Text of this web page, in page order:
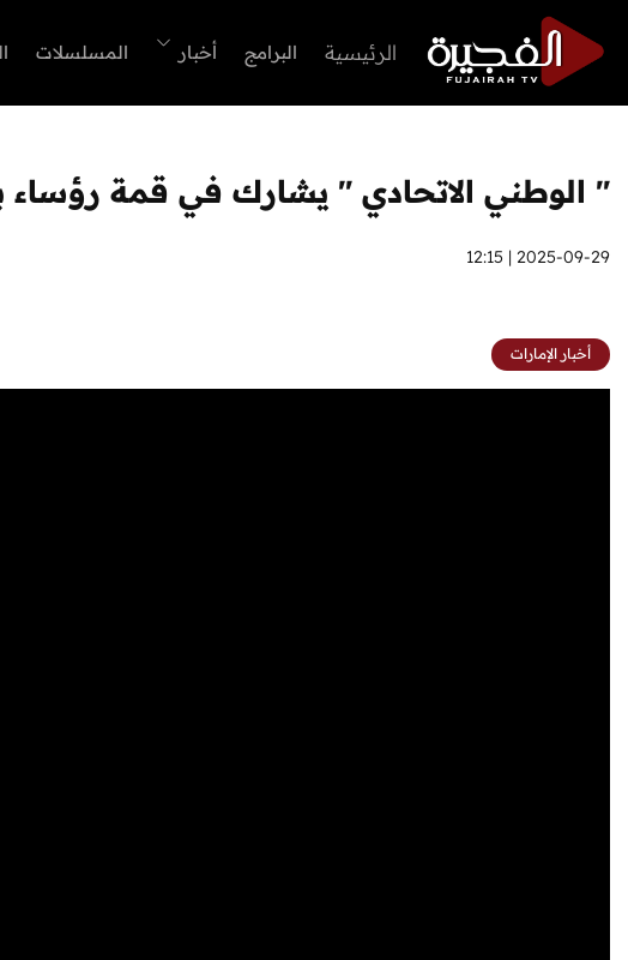
الرئيسية البرامج أخبار المسلسلات
" الوطني الاتحادي " يشارك في قمة رؤساء
2025-09-29 | 12:15
أخبار الإمارات